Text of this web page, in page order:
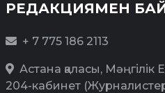
РЕДАКЦИЯМЕН
+ 7 775 186 2113
Астана қаласы, Мәңгілік
204-кабинет